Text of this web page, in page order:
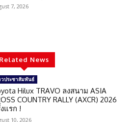
7, 2026
Related News
ประชาสัมพันธ์
Hilux TRAVO ลงสนาม ASIA
COUNTRY RALLY (AXCR) 2026
แรก !
10, 2026